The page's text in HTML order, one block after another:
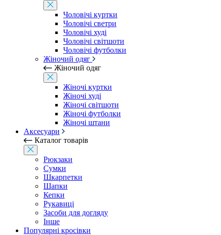
Чоловічі куртки
Чоловічі светри
Чоловічі худі
Чоловічі світшоти
Чоловічі футболки
Жіночий одяг
Жіночий одяг
Жіночі куртки
Жіночі худі
Жіночі світшоти
Жіночі футболки
Жіночі штани
Аксесуари
Каталог товарів
Рюкзаки
Сумки
Шкарпетки
Шапки
Кепки
Рукавиці
Засоби для догляду
Інше
Популярні кросівки